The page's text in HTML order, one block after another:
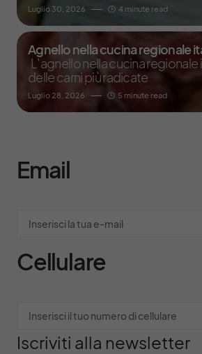
Luglio 30, 2026 4 minute read
Agnello nella cucina regionale
L’agnello nella cucina regionale
delle carni più radicate
Luglio 28, 2026 5 minute read
Email
Cellulare
Iscriviti alla newsletter